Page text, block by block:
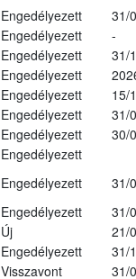
Engedélyezett
31/
Engedélyezett
-
Engedélyezett
31/
Engedélyezett
Engedélyezett
15/
Engedélyezett
31/
Engedélyezett
30/
Engedélyezett
Engedélyezett
31/
Engedélyezett
31/
Új
21/
Engedélyezett
31/
Visszavont
31/